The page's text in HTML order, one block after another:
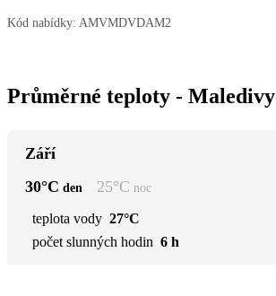
Kód nabídky: AMVMDVDAM2
Průměrné teploty - Maledivy
Září
30°C den 25°C noc
teplota vody 27°C
počet slunných hodin 6 h